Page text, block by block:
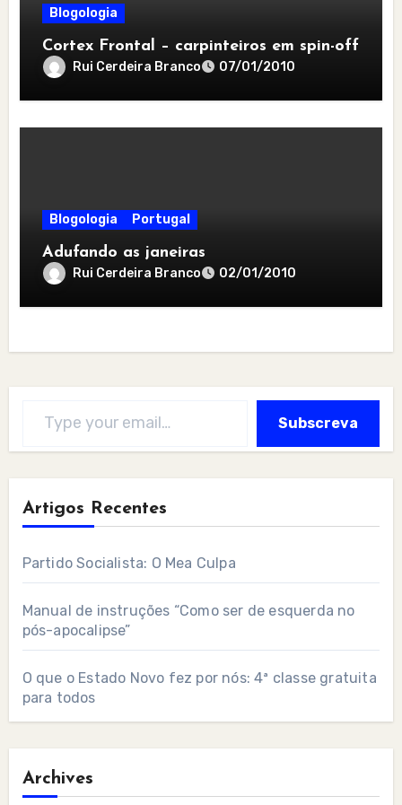
Blogologia
Cortex Frontal – carpinteiros em spin-off
Rui Cerdeira Branco 07/01/2010
Blogologia Portugal
Adufando as janeiras
Rui Cerdeira Branco 02/01/2010
Subscreva
Artigos Recentes
Partido Socialista: O Mea Culpa
Manual de instruções “Como ser de esquerda no
pós-apocalipse”
O que o Estado Novo fez por nós: 4ª classe gratuita
para todos
Archives